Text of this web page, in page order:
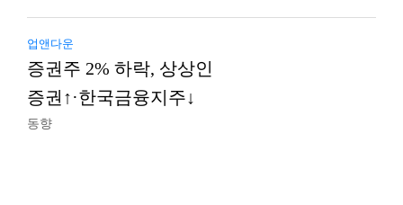
업앤다운
증권주 2% 하락, 상상인
증권↑·한국금융지주↓
동향